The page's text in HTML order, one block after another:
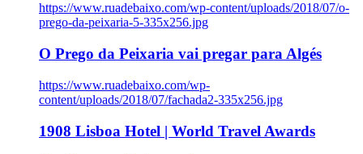
https://www.ruadebaixo.com/wp-content/uploads/2018/07/o-
prego-da-peixaria-5-335x256.jpg
O Prego da Peixaria vai pregar para Algés
https://www.ruadebaixo.com/wp-
content/uploads/2018/07/fachada2-335x256.jpg
1908 Lisboa Hotel | World Travel Awards